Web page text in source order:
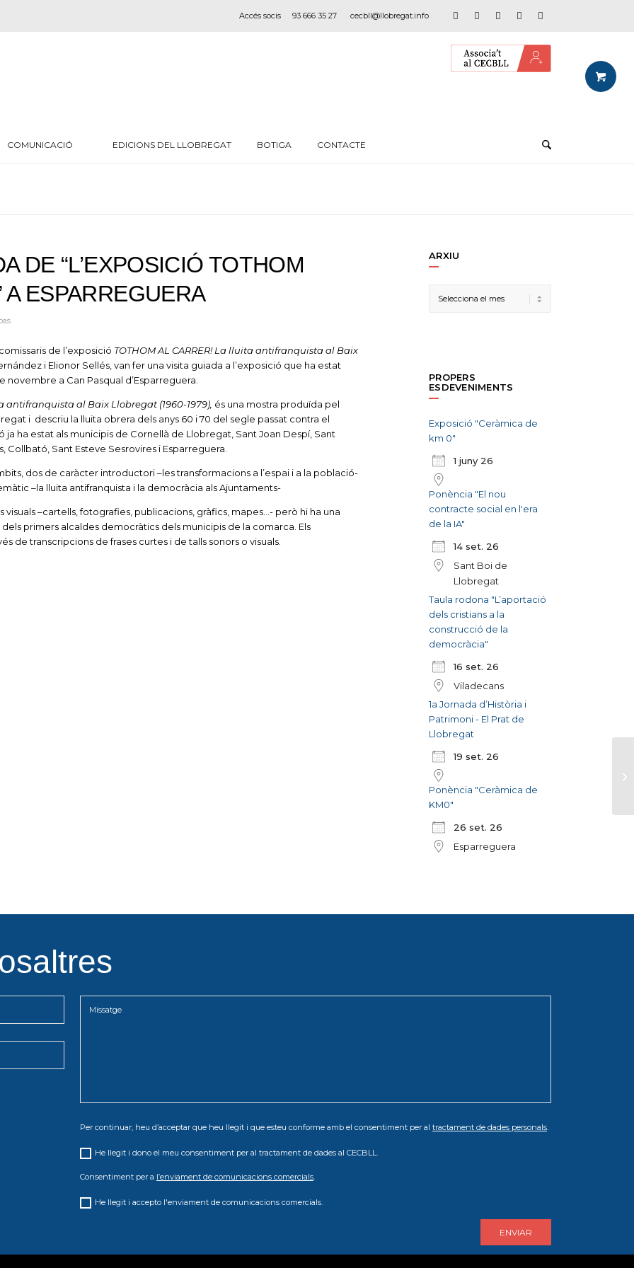
Accés socis 93 666 35 27 cecbll@llobregat.info
COMUNICACIÓ EDICIONS DEL LLOBREGAT BOTIGA CONTACTE
DE “L’EXPOSICIÓ TOTHOM
A ESPARREGUERA
de l’exposició TOTHOM AL CARRER! La lluita antifranquista al Baix
i Elionor Sellés, van fer una visita guiada a l’exposició que ha estat
a Can Pasqual d’Esparreguera.
antifranquista al Baix Llobregat (1960-1979), és una mostra produïda pel
i descriu la lluita obrera dels anys 60 i 70 del segle passat contra el
ja ha estat als municipis de Cornellà de Llobregat, Sant Joan Despí, Sant
Collbató, Sant Esteve Sesrovires i Esparreguera.
dos de caràcter introductori –les transformacions a l’espai i a la població-
–la lluita antifranquista i la democràcia als Ajuntaments-
–cartells, fotografies, publicacions, gràfics, mapes…- però hi ha una
primers alcaldes democràtics dels municipis de la comarca. Els
de transcripcions de frases curtes i de talls sonors o visuals.
ARXIU
PROPERS
ESDEVENIMENTS
Exposició "Ceràmica de
km 0"
1 juny 26
Ponència "El nou
contracte social en l'era
de la IA"
14 set. 26
Sant Boi de
Llobregat
Taula rodona "L’aportació
dels cristians a la
construcció de la
democràcia"
16 set. 26
Viladecans
1a Jornada d’Història i
Patrimoni - El Prat de
Llobregat
19 set. 26
Ponència "Ceràmica de
KM0"
26 set. 26
Esparreguera
Per continuar, heu d’acceptar que heu llegit i que esteu conforme amb el consentiment per al tractament de dades personals.
He llegit i dono el meu consentiment per al tractament de dades al CECBLL.
Consentiment per a l’enviament de comunicacions comercials.
He llegit i accepto l'enviament de comunicacions comercials.